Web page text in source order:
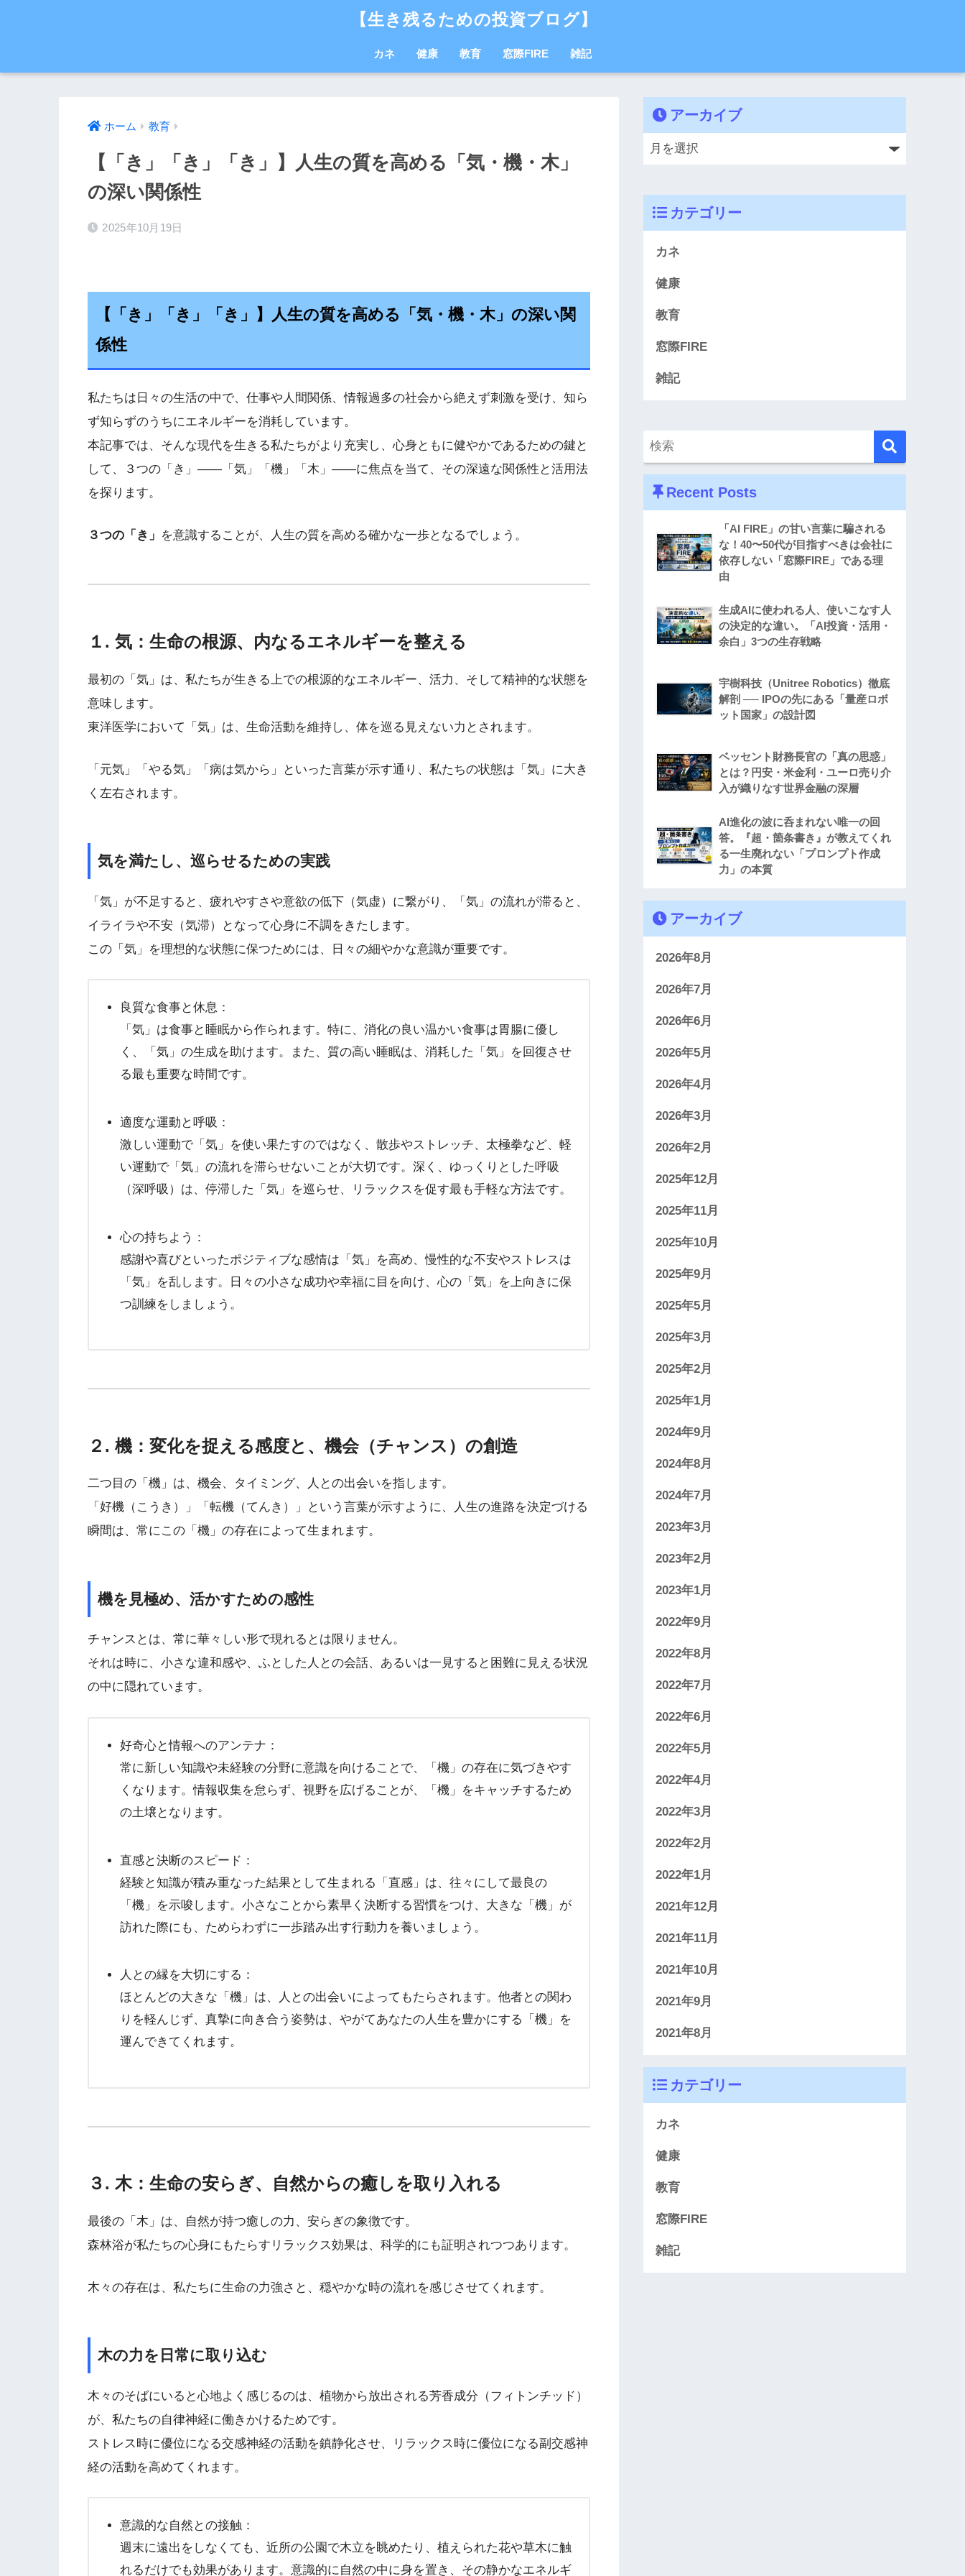
【生き残るための投資ブログ】
カネ 健康 教育 窓際FIRE 雑記
ホーム 教育
【「き」「き」「き」】人生の質を高める「気・機・木」
の深い関係性
2025年10月19日
【「き」「き」「き」】人生の質を高める「気・機・木」の深い関
係性
私たちは日々の生活の中で、仕事や人間関係、情報過多の社会から絶えず刺激を受け、知ら
ず知らずのうちにエネルギーを消耗しています。
本記事では、そんな現代を生きる私たちがより充実し、心身ともに健やかであるための鍵と
して、３つの「き」――「気」「機」「木」――に焦点を当て、その深遠な関係性と活用法
を探ります。
３つの「き」 を意識することが、人生の質を高める確かな一歩となるでしょう。
１. 気：生命の根源、内なるエネルギーを整える
最初の「気」は、私たちが生きる上での根源的なエネルギー、活力、そして精神的な状態を
意味します。
東洋医学において「気」は、生命活動を維持し、体を巡る見えない力とされます。
「元気」「やる気」「病は気から」といった言葉が示す通り、私たちの状態は「気」に大き
く左右されます。
気を満たし、巡らせるための実践
「気」が不足すると、疲れやすさや意欲の低下（気虚）に繋がり、「気」の流れが滞ると、
イライラや不安（気滞）となって心身に不調をきたします。
この「気」を理想的な状態に保つためには、日々の細やかな意識が重要です。
良質な食事と休息：
「気」は食事と睡眠から作られます。特に、消化の良い温かい食事は胃腸に優し
く、「気」の生成を助けます。また、質の高い睡眠は、消耗した「気」を回復させ
る最も重要な時間です。
適度な運動と呼吸：
激しい運動で「気」を使い果たすのではなく、散歩やストレッチ、太極拳など、軽
い運動で「気」の流れを滞らせないことが大切です。深く、ゆっくりとした呼吸
（深呼吸）は、停滞した「気」を巡らせ、リラックスを促す最も手軽な方法です。
心の持ちよう：
感謝や喜びといったポジティブな感情は「気」を高め、慢性的な不安やストレスは
「気」を乱します。日々の小さな成功や幸福に目を向け、心の「気」を上向きに保
つ訓練をしましょう。
２. 機：変化を捉える感度と、機会（チャンス）の創造
二つ目の「機」は、機会、タイミング、人との出会いを指します。
「好機（こうき）」「転機（てんき）」という言葉が示すように、人生の進路を決定づける
瞬間は、常にこの「機」の存在によって生まれます。
機を見極め、活かすための感性
チャンスとは、常に華々しい形で現れるとは限りません。
それは時に、小さな違和感や、ふとした人との会話、あるいは一見すると困難に見える状況
の中に隠れています。
好奇心と情報へのアンテナ：
常に新しい知識や未経験の分野に意識を向けることで、「機」の存在に気づきやす
くなります。情報収集を怠らず、視野を広げることが、「機」をキャッチするため
の土壌となります。
直感と決断のスピード：
経験と知識が積み重なった結果として生まれる「直感」は、往々にして最良の
「機」を示唆します。小さなことから素早く決断する習慣をつけ、大きな「機」が
訪れた際にも、ためらわずに一歩踏み出す行動力を養いましょう。
人との縁を大切にする：
ほとんどの大きな「機」は、人との出会いによってもたらされます。他者との関わ
りを軽んじず、真摯に向き合う姿勢は、やがてあなたの人生を豊かにする「機」を
運んできてくれます。
３. 木：生命の安らぎ、自然からの癒しを取り入れる
最後の「木」は、自然が持つ癒しの力、安らぎの象徴です。
森林浴が私たちの心身にもたらすリラックス効果は、科学的にも証明されつつあります。
木々の存在は、私たちに生命の力強さと、穏やかな時の流れを感じさせてくれます。
木の力を日常に取り込む
木々のそばにいると心地よく感じるのは、植物から放出される芳香成分（フィトンチッド）
が、私たちの自律神経に働きかけるためです。
ストレス時に優位になる交感神経の活動を鎮静化させ、リラックス時に優位になる副交感神
経の活動を高めてくれます。
意識的な自然との接触：
週末に遠出をしなくても、近所の公園で木立を眺めたり、植えられた花や草木に触
れるだけでも効果があります。意識的に自然の中に身を置き、その静かなエネルギ
アーカイブ
カテゴリー
カネ
健康
教育
窓際FIRE
雑記
Recent Posts
「AI FIRE」の甘い言葉に騙される
な！40〜50代が目指すべきは会社に
依存しない「窓際FIRE」である理
由
生成AIに使われる人、使いこなす人
の決定的な違い。「AI投資・活用・
余白」3つの生存戦略
宇樹科技（Unitree Robotics）徹底
解剖 ── IPOの先にある「量産ロボ
ット国家」の設計図
ベッセント財務長官の「真の思惑」
とは？円安・米金利・ユーロ売り介
入が織りなす世界金融の深層
AI進化の波に呑まれない唯一の回
答。『超・箇条書き』が教えてくれ
る一生廃れない「プロンプト作成
力」の本質
アーカイブ
2026年8月
2026年7月
2026年6月
2026年5月
2026年4月
2026年3月
2026年2月
2025年12月
2025年11月
2025年10月
2025年9月
2025年5月
2025年3月
2025年2月
2025年1月
2024年9月
2024年8月
2024年7月
2023年3月
2023年2月
2023年1月
2022年9月
2022年8月
2022年7月
2022年6月
2022年5月
2022年4月
2022年3月
2022年2月
2022年1月
2021年12月
2021年11月
2021年10月
2021年9月
2021年8月
カテゴリー
カネ
健康
教育
窓際FIRE
雑記